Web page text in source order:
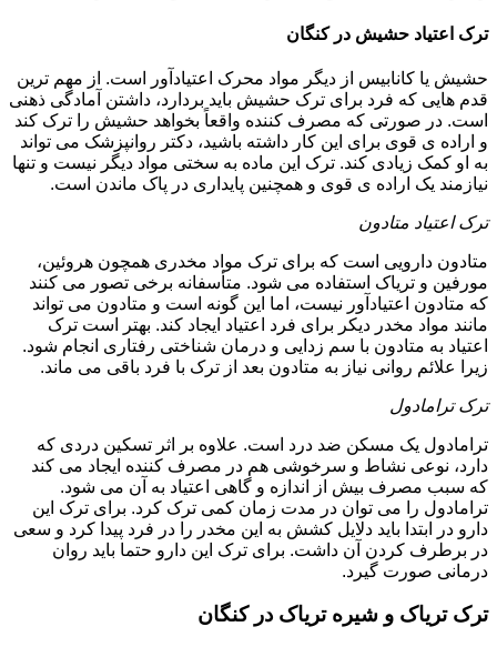
ترک اعتیاد حشیش در کنگان
حشیش یا کانابیس از دیگر مواد محرک اعتیادآور است. از مهم ترین
قدم هایی که فرد برای ترک حشیش باید بردارد، داشتن آمادگی ذهنی
است. در صورتی که مصرف کننده واقعاً بخواهد حشیش را ترک کند
و اراده ی قوی برای این کار داشته باشید، دکتر روانپزشک می تواند
به او کمک زیادی کند. ترک این ماده به سختی مواد دیگر نیست و تنها
نیازمند یک اراده ی قوی و همچنین پایداری در پاک ماندن است.
ترک اعتیاد متادون
متادون دارویی است که برای ترک مواد مخدری همچون هروئین،
مورفین و تریاک استفاده می شود. متأسفانه برخی تصور می کنند
که متادون اعتیادآور نیست، اما این گونه است و متادون می تواند
مانند مواد مخدر دیکر برای فرد اعتیاد ایجاد کند. بهتر است ترک
اعتیاد به متادون با سم زدایی و درمان شناختی رفتاری انجام شود.
زیرا علائم روانی نیاز به متادون بعد از ترک با فرد باقی می ماند.
ترک ترامادول
ترامادول یک مسکن ضد درد است. علاوه بر اثر تسکین دردی که
دارد، نوعی نشاط و سرخوشی هم در مصرف کننده ایجاد می کند
که سبب مصرف بیش از اندازه و گاهی اعتیاد به آن می شود.
ترامادول را می توان در مدت زمان کمی ترک کرد. برای ترک این
دارو در ابتدا باید دلایل کشش به این مخدر را در فرد پیدا کرد و سعی
در برطرف کردن آن داشت. برای ترک این دارو حتما باید روان
درمانی صورت گیرد.
ترک تریاک و شیره تریاک در کنگان